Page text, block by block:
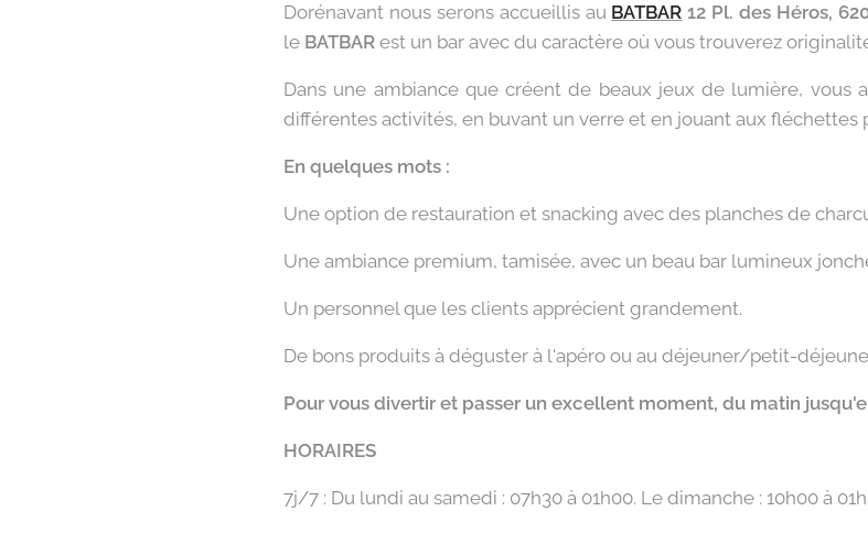
Dorénavant nous serons accueillis au BATBAR 12 Pl. des Héros,
le BATBAR est un bar avec du caractère où vous trouverez
Dans une ambiance que créent de beaux jeux de lumière, vous
différentes activités, en buvant un verre et en jouant aux fléchettes
En quelques mots :
Une option de restauration et snacking avec des planches de
Une ambiance premium, tamisée, avec un beau bar lumineux
Un personnel que les clients apprécient grandement.
De bons produits à déguster à l'apéro ou au déjeuner/petit-
Pour vous divertir et passer un excellent moment, du matin
HORAIRES
7j/7 : Du lundi au samedi : 07h30 à 01h00. Le dimanche : 10h00 à